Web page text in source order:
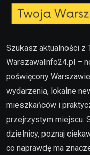
Szukasz aktualności z
WarszawaInfo24.pl –
poświęcony
wydarzenia, lokalne
mieszkańców i
przejrzystym miejscu.
dzielnicy, poznaj
co naprawdę ma